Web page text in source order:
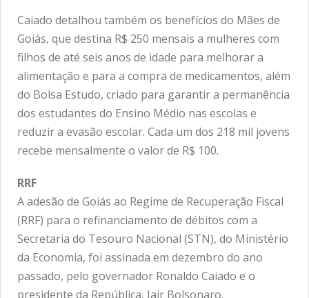
Caiado detalhou também os benefícios do Mães de
Goiás, que destina R$ 250 mensais a mulheres com
filhos de até seis anos de idade para melhorar a
alimentação e para a compra de medicamentos, além
do Bolsa Estudo, criado para garantir a permanência
dos estudantes do Ensino Médio nas escolas e
reduzir a evasão escolar. Cada um dos 218 mil jovens
recebe mensalmente o valor de R$ 100.
RRF
A adesão de Goiás ao Regime de Recuperação Fiscal
(RRF) para o refinanciamento de débitos com a
Secretaria do Tesouro Nacional (STN), do Ministério
da Economia, foi assinada em dezembro do ano
passado, pelo governador Ronaldo Caiado e o
presidente da República, Jair Bolsonaro.